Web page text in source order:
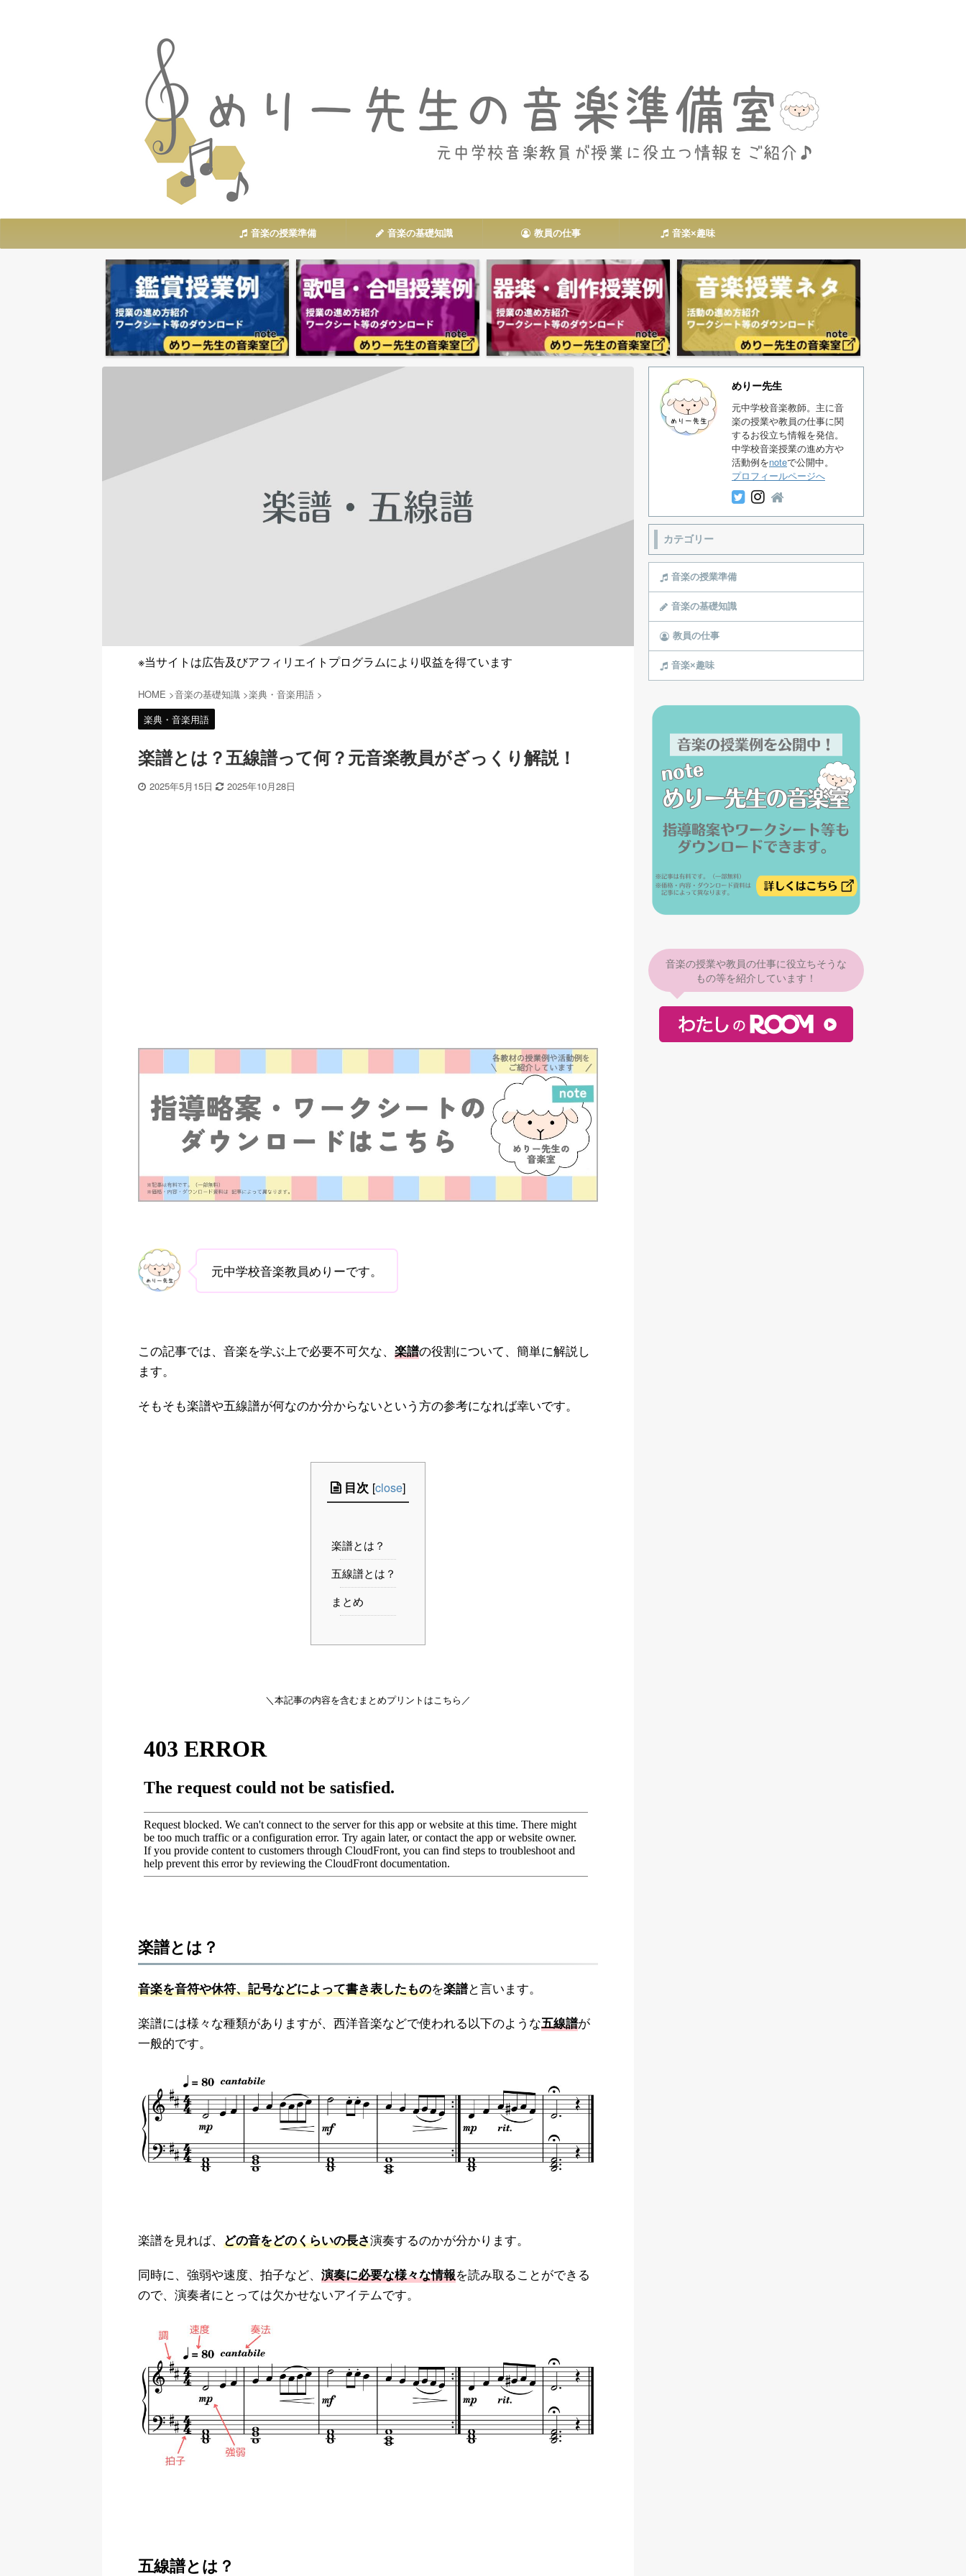
音楽の授業準備 音楽の基礎知識 教員の仕事 音楽×趣味
※当サイトは広告及びアフィリエイトプログラムにより収益を得ています
HOME >音楽の基礎知識 >楽典・音楽用語 >
楽典・音楽用語
楽譜とは？五線譜って何？元音楽教員がざっくり解説！
2025年5月15日 2025年10月28日
元中学校音楽教員めりーです。
この記事では、音楽を学ぶ上で必要不可欠な、 楽譜の役割について、簡単に解説し
ます。
そもそも楽譜や五線譜が何なのか分からないという方の参考になれば幸いです。
目次 [close]
楽譜とは？
五線譜とは？
まとめ
＼本記事の内容を含むまとめプリントはこちら／
楽譜とは？
音楽を音符や休符、記号などによって書き表したものを楽譜と言います。
楽譜には様々な種類がありますが、西洋音楽などで使われる以下のような五線譜が
一般的です。
楽譜を見れば、 どの音をどのくらいの長さ演奏するのかが分かります。
同時に、強弱や速度、拍子など、 演奏に必要な様々な情報を読み取ることができる
ので、演奏者にとっては欠かせないアイテムです。
五線譜とは？
めりー先生
元中学校音楽教師。主に音
楽の授業や教員の仕事に関
するお役立ち情報を発信。
中学校音楽授業の進め方や
活動例をnoteで公開中。
プロフィールページへ
カテゴリー
音楽の授業準備
音楽の基礎知識
教員の仕事
音楽×趣味
音楽の授業や教員の仕事に役立ちそうな
もの等を紹介しています！